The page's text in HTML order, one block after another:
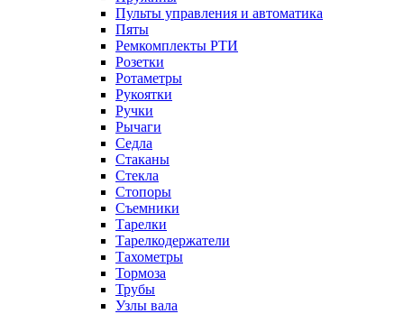
Пульты управления и автоматика
Пяты
Ремкомплекты РТИ
Розетки
Ротаметры
Рукоятки
Ручки
Рычаги
Седла
Стаканы
Стекла
Стопоры
Съемники
Тарелки
Тарелкодержатели
Тахометры
Тормоза
Трубы
Узлы вала